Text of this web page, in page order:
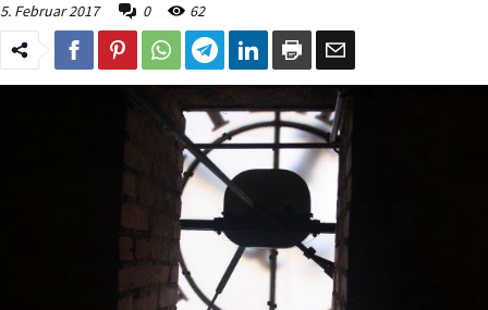
5. Februar 2017
0 62